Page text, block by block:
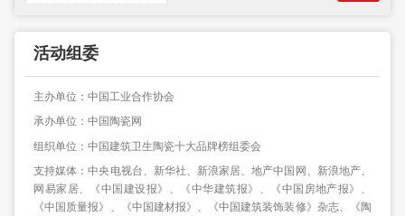
活动组委
主办单位：中国工业合作协会
承办单位：中国陶瓷网
组织单位：中国建筑卫生陶瓷十大品牌榜组委会
支持媒体：中央电视台、新华社、新浪家居、地产中国网、新浪地产、
网易家居、《中国建设报》、《中华建筑报》、《中国房地产报》、
《中国质量报》、《中国建材报》、《中国建筑装饰装修》杂志、《陶